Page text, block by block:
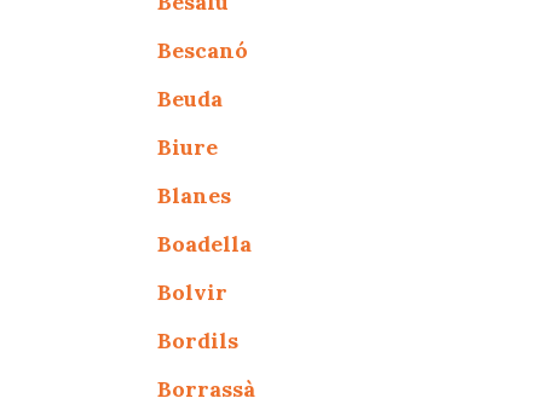
Bescanó
Beuda
Biure
Blanes
Boadella
Bolvir
Bordils
Borrassà